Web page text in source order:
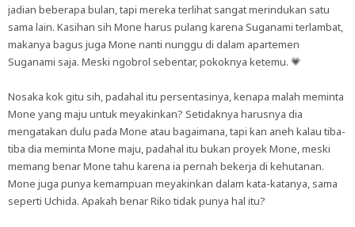
jadian beberapa bulan, tapi mereka terlihat sangat merindukan satu
sama lain. Kasihan sih Mone harus pulang karena Suganami terlambat,
makanya bagus juga Mone nanti nunggu di dalam apartemen
Suganami saja. Meski ngobrol sebentar, pokoknya ketemu. 💗
Nosaka kok gitu sih, padahal itu persentasinya, kenapa malah meminta
Mone yang maju untuk meyakinkan? Setidaknya harusnya dia
mengatakan dulu pada Mone atau bagaimana, tapi kan aneh kalau tiba-
tiba dia meminta Mone maju, padahal itu bukan proyek Mone, meski
memang benar Mone tahu karena ia pernah bekerja di kehutanan.
Mone juga punya kemampuan meyakinkan dalam kata-katanya, sama
seperti Uchida. Apakah benar Riko tidak punya hal itu?